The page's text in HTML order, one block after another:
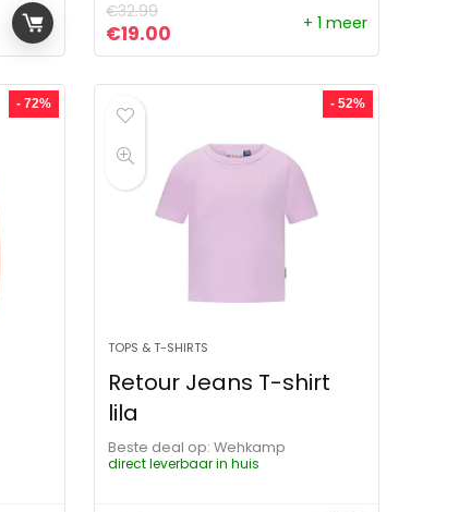
€24.99.
€32.99
Oorspronkelijke prijs was: €32.99.
€19.00 Huidige prijs is: €19.00.
+ 1 meer
- 72% - 52%
TOPS & T-SHIRTS
Retour Jeans T-shirt
lila
Beste deal op:
Wehkamp
direct leverbaar in huis